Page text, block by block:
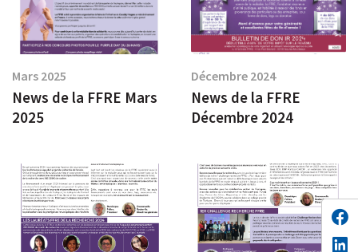
Mars 2025
News de la FFRE Mars
2025
Décembre 2024
News de la FFRE
Décembre 2024